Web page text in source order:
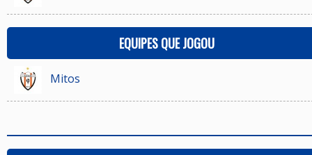
EQUIPES QUE JOGOU
Mitos